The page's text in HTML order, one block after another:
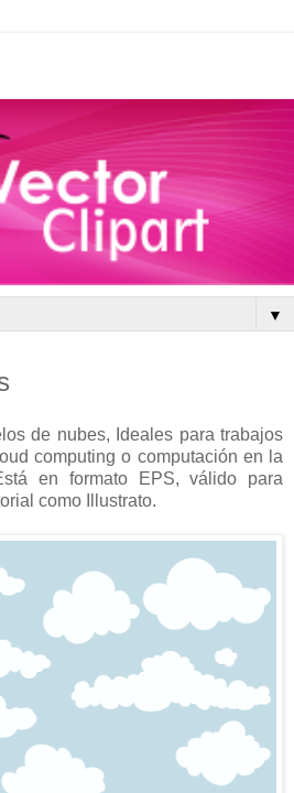
▼
de nubes, Ideales para trabajos
computing o computación en la
en formato EPS, válido para
como Illustrato.